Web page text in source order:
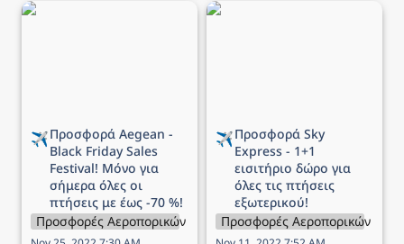
Προσφορά Aegean -
✈️
Black Friday Sales
Festival! Μόνο για
σήμερα όλες οι
πτήσεις με έως -70 %!
Προσφορές Αεροπορικών Εταιρειών
Προσφορά Sky Express -
✈️Προσφορά Sky
Express - 1+1
εισιτήριο δώρο για
όλες τις πτήσεις
εξωτερικού!
Προσφορές Αεροπορικών